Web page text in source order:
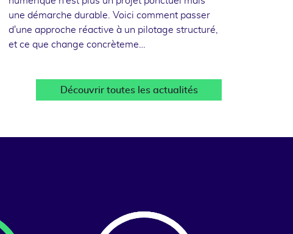
une démarche durable. Voici comment passer
d'une approche réactive à un pilotage structuré,
et ce que change concrèteme…
Découvrir toutes les actualités